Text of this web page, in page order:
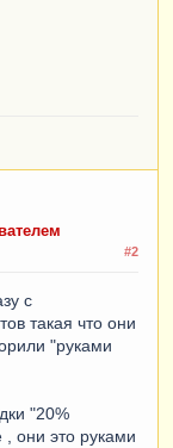
#2
с
такая что они
"руками
"20%
, они это руками